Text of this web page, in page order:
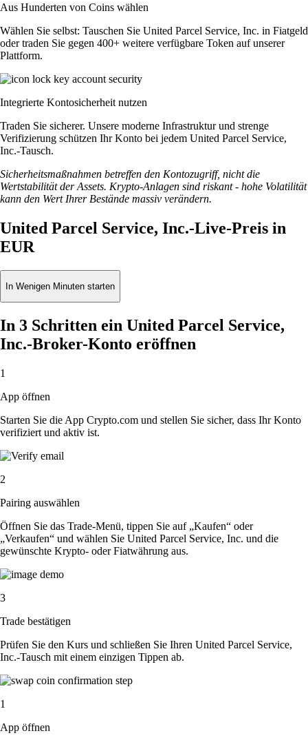
Aus Hunderten von Coins wählen
Wählen Sie selbst: Tauschen Sie United Parcel Service, Inc. in Fiatgeld
oder traden Sie gegen 400+ weitere verfügbare Token auf unserer
Plattform.
Integrierte Kontosicherheit nutzen
Traden Sie sicherer. Unsere moderne Infrastruktur und strenge
Verifizierung schützen Ihr Konto bei jedem United Parcel Service,
Inc.-Tausch.
Sicherheitsmaßnahmen betreffen den Kontozugriff, nicht die
Wertstabilität der Assets. Krypto-Anlagen sind riskant - hohe Volatilität
kann den Wert Ihrer Bestände massiv verändern.
United Parcel Service, Inc.-Live-Preis in
EUR
In Wenigen Minuten starten
In 3 Schritten ein United Parcel Service,
Inc.-Broker-Konto eröffnen
1
App öffnen
Starten Sie die App Crypto.com und stellen Sie sicher, dass Ihr Konto
verifiziert und aktiv ist.
2
Pairing auswählen
Öffnen Sie das Trade-Menü, tippen Sie auf „Kaufen“ oder
„Verkaufen“ und wählen Sie United Parcel Service, Inc. und die
gewünschte Krypto- oder Fiatwährung aus.
3
Trade bestätigen
Prüfen Sie den Kurs und schließen Sie Ihren United Parcel Service,
Inc.-Tausch mit einem einzigen Tippen ab.
1
App öffnen